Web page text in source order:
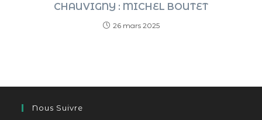
CHAUVIGNY : MICHEL BOUTET
26 mars 2025
Nous Suivre